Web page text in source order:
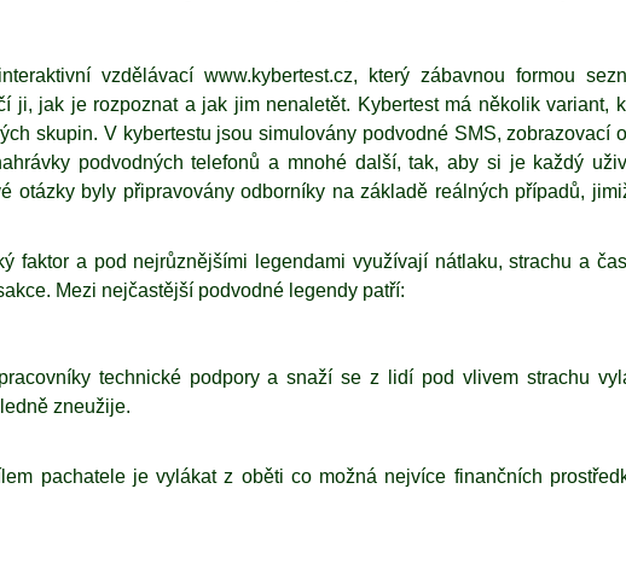
vzdělávací www.kybertest.cz, který zábavnou formou
ji, jak je rozpoznat a jak jim nenaletět. Kybertest má několik variant,
skupin. V kybertestu jsou simulovány podvodné SMS, zobrazovací
podvodných telefonů a mnohé další, tak, aby si je každý
otázky byly připravovány odborníky na základě reálných případů,
faktor a pod nejrůznějšími legendami využívají nátlaku, strachu a
Mezi nejčastější podvodné legendy patří:
technické podpory a snaží se z lidí pod vlivem strachu
zneužije.
pachatele je vylákat z oběti co možná nejvíce finančních